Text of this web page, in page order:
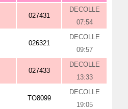
027431
DECOLLE
07:54
026321
DECOLLE
09:57
027433
DECOLLE
13:33
TO8099
DECOLLE
19:05